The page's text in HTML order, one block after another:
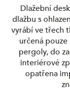
Dlažební
dlažbu s
vyrábí ve třech
určená
pergoly, do
interiérové
opatřena